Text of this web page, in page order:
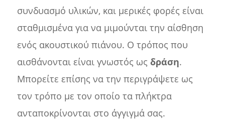
συνδυασμό υλικών, και μερικές φορές είναι
σταθμισμένα για να μιμούνται την αίσθηση
ενός ακουστικού πιάνου. Ο τρόπος που
αισθάνονται είναι γνωστός ως δράση.
Μπορείτε επίσης να την περιγράψετε ως
τον τρόπο με τον οποίο τα πλήκτρα
ανταποκρίνονται στο άγγιγμά σας.